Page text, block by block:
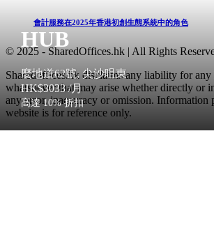
HUB
麼地道62號, 尖沙咀東
HK$3033 /月
高達 10% 折扣
會計服務在2025年香港初創生態系統中的角色
© 2025 - SharedOffices.hk | All Rights
Sharedoffices.hk disclaims any liability for any
whatsoever that may arise whether directly or
any error, inaccuracy or omission. Information
website is for reference only.